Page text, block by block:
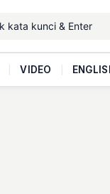
VIDEO